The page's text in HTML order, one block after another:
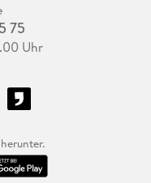
75
Uhr